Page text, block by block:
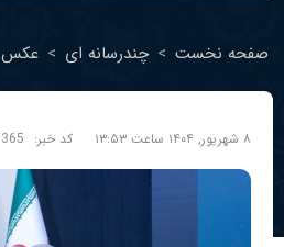
صفحه نخست > چندرسانه ای > عکس
۸ شهریور, ۱۴۰۴ ساعت ۱۳:۵۳ کد خبر: